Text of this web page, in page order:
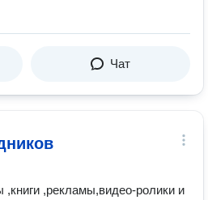
Чат
,рекламы,видео-ролики и